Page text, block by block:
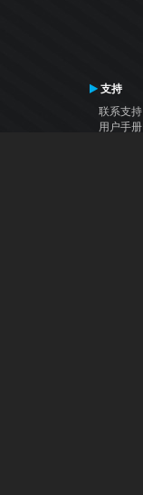
支持
联系支持
用户手册